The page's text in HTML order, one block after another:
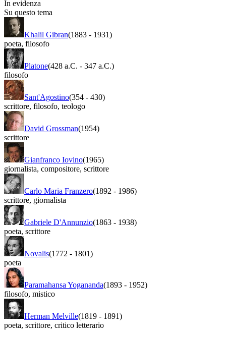
In evidenza
Su questo tema
Khalil Gibran(1883 - 1931)
poeta, filosofo
Platone(428 a.C. - 347 a.C.)
filosofo
Sant'Agostino(354 - 430)
scrittore, filosofo, teologo
David Grossman(1954)
scrittore
Gianfranco Iovino(1965)
giornalista, compositore, scrittore
Carlo Maria Franzero(1892 - 1986)
scrittore, giornalista
Gabriele D'Annunzio(1863 - 1938)
poeta, scrittore
Novalis(1772 - 1801)
poeta
Paramahansa Yogananda(1893 - 1952)
filosofo, mistico
Herman Melville(1819 - 1891)
poeta, scrittore, critico letterario